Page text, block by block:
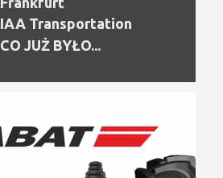
IAA Transportation
CO JUŻ BYŁO...